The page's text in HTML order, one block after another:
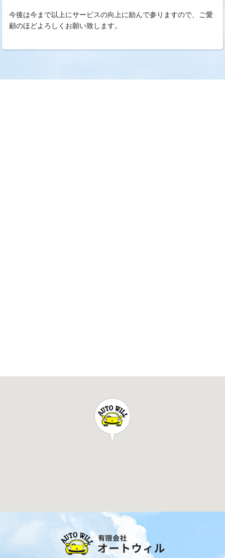
今後は今まで以上にサービスの向上に励んで参りますので、ご愛
顧のほどよろしくお願い致します。